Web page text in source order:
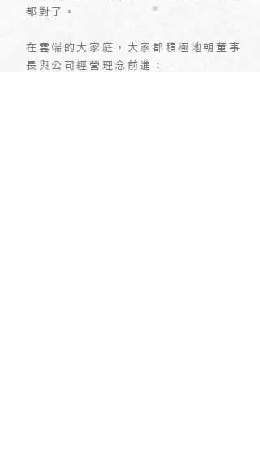
都對了。
在雲端的大家庭，大家都積極地朝董事
長與公司經營理念前進：